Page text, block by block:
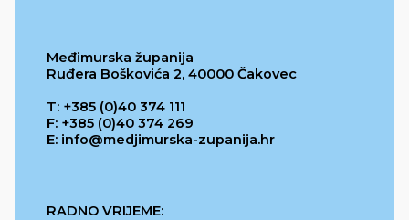
Međimurska županija
Ruđera Boškovića 2, 40000 Čakovec
T: +385 (0)40 374 111
F: +385 (0)40 374 269
E: info@medjimurska-zupanija.hr
RADNO VRIJEME: